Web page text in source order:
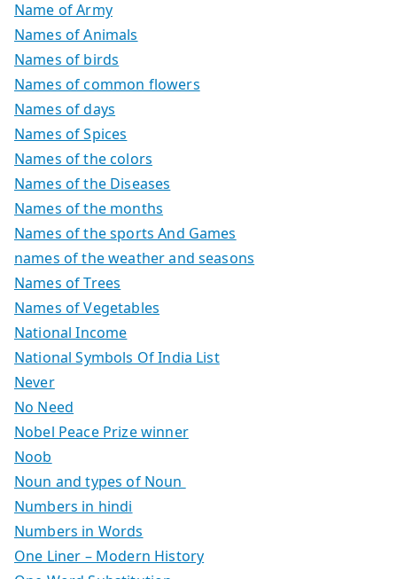
Name of Army
Names of Animals
Names of birds
Names of common flowers
Names of days
Names of Spices
Names of the colors
Names of the Diseases
Names of the months
Names of the sports And Games
names of the weather and seasons
Names of Trees
Names of Vegetables
National Income
National Symbols Of India List
Never
No Need
Nobel Peace Prize winner
Noob
Noun and types of Noun
Numbers in hindi
Numbers in Words
One Liner – Modern History